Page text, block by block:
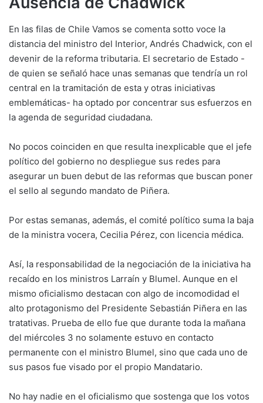
En las filas de Chile Vamos se comenta sotto voce la
distancia del ministro del Interior, Andrés Chadwick, con el
devenir de la reforma tributaria. El secretario de Estado -
de quien se señaló hace unas semanas que tendría un rol
central en la tramitación de esta y otras iniciativas
emblemáticas- ha optado por concentrar sus esfuerzos en
la agenda de seguridad ciudadana.
No pocos coinciden en que resulta inexplicable que el jefe
político del gobierno no despliegue sus redes para
asegurar un buen debut de las reformas que buscan poner
el sello al segundo mandato de Piñera.
Por estas semanas, además, el comité político suma la baja
de la ministra vocera, Cecilia Pérez, con licencia médica.
Así, la responsabilidad de la negociación de la iniciativa ha
recaído en los ministros Larraín y Blumel. Aunque en el
mismo oficialismo destacan con algo de incomodidad el
alto protagonismo del Presidente Sebastián Piñera en las
tratativas. Prueba de ello fue que durante toda la mañana
del miércoles 3 no solamente estuvo en contacto
permanente con el ministro Blumel, sino que cada uno de
sus pasos fue visado por el propio Mandatario.
No hay nadie en el oficialismo que sostenga que los votos